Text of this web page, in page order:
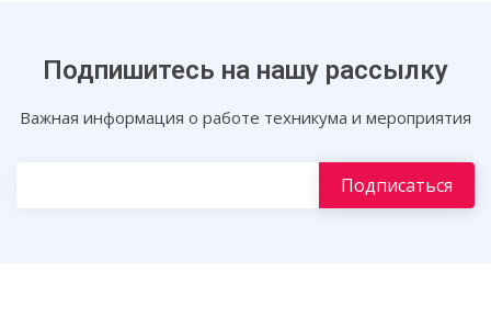
Подпишитесь на нашу рассылку
Важная информация о работе техникума и мероприятия